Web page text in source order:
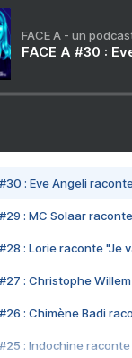
FACE A - un
FACE A #30 :
#30 : Eve Angeli
#29 : MC Solaar
#28 : Lorie raconte "Je
#27 : Christophe
#26 : Chimène Badi
#25 : Indochine